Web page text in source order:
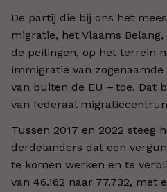
De partij die bij ons het
migratie, het Vlaams
de peilingen, op het terrein
immigratie van zogenaamde
van buiten de EU – toe. Dat
van federaal
Tussen 2017 en 2022 steeg
derdelanders dat een
te komen werken en te
van 46.162 naar 77.732, met